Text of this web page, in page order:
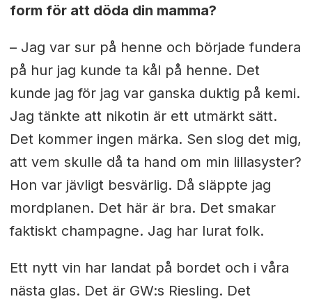
form för att döda din mamma?
– Jag var sur på henne och började fundera
på hur jag kunde ta kål på henne. Det
kunde jag för jag var ganska duktig på kemi.
Jag tänkte att nikotin är ett utmärkt sätt.
Det kommer ingen märka. Sen slog det mig,
att vem skulle då ta hand om min lillasyster?
Hon var jävligt besvärlig. Då släppte jag
mordplanen. Det här är bra. Det smakar
faktiskt champagne. Jag har lurat folk.
Ett nytt vin har landat på bordet och i våra
nästa glas. Det är GW:s Riesling. Det